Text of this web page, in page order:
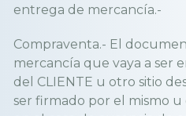
entrega de mercancía.-
Compraventa.- El
mercancía que vaya a ser
del CLIENTE u otro sitio
ser firmado por el mismo